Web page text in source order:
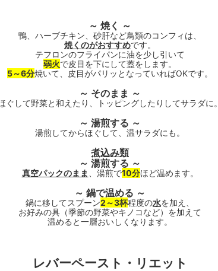
～ 焼く ～
鴨、ハーブチキン、砂肝など鳥類のコンフィは、
焼くのがおすすめです。
テフロンのフライパンに油を少し引いて
弱火で皮目を下にして蓋をします。
5～6分焼いて、皮目がパリッとなっていればOKです。
～ そのまま ～
ぐして野菜と和えたり、トッピングしたりしてサラダに。
～ 湯煎する ～
湯煎してからほぐして、温サラダにも。
煮込み類
～ 湯煎する ～
真空パックのまま 、湯煎で10分ほど温めます。
～ 鍋で温める ～
鍋に移してスプーン2～3杯程度の水を加え、
お好みの具（季節の野菜やキノコなど）を加えて
温めると一層おいしくなります。
レバーペースト・リエット